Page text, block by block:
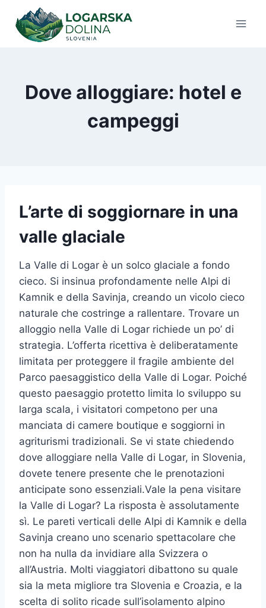
contenuto
Dove alloggiare: hotel e
campeggi
L’arte di soggiornare in una
valle glaciale
La Valle di Logar è un solco glaciale a fondo
cieco. Si insinua profondamente nelle Alpi di
Kamnik e della Savinja, creando un vicolo cieco
naturale che costringe a rallentare. Trovare un
alloggio nella Valle di Logar richiede un po’ di
strategia. L’offerta ricettiva è deliberatamente
limitata per proteggere il fragile ambiente del
Parco paesaggistico della Valle di Logar. Poiché
questo paesaggio protetto limita lo sviluppo su
larga scala, i visitatori competono per una
manciata di camere boutique e soggiorni in
agriturismi tradizionali. Se vi state chiedendo
dove alloggiare nella Valle di Logar, in Slovenia,
dovete tenere presente che le prenotazioni
anticipate sono essenziali.Vale la pena visitare
la Valle di Logar? La risposta è assolutamente
sì. Le pareti verticali delle Alpi di Kamnik e della
Savinja creano uno scenario spettacolare che
non ha nulla da invidiare alla Svizzera o
all’Austria. Molti viaggiatori dibattono su quale
sia la meta migliore tra Slovenia e Croazia, e la
scelta di solito ricade sull’isolamento alpino